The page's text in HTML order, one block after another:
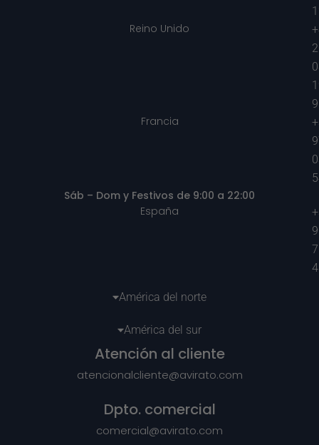
Reino Unido
Francia
Sáb – Dom y Festivos de 9:00 a 22:00
España
América del norte
América del sur
Atención al cliente
atencionalcliente@avirato.com
Dpto. comercial
comercial@avirato.com